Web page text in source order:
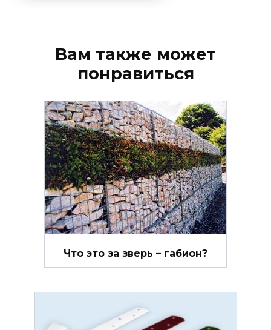
Вам также может
понравиться
Что это за зверь – габион?